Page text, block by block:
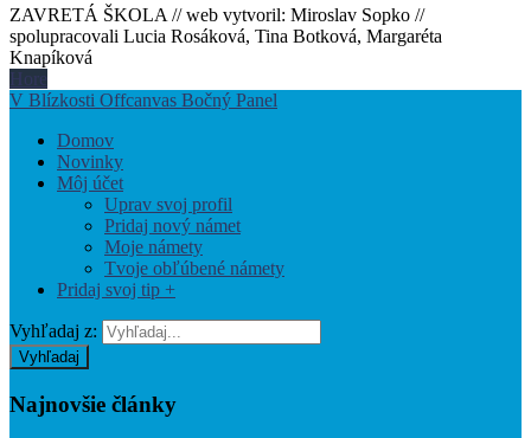
ZAVRETÁ ŠKOLA // web vytvoril: Miroslav Sopko //
spolupracovali Lucia Rosáková, Tina Botková, Margaréta
Knapíková
Hore
V Blízkosti Offcanvas Bočný Panel
Domov
Novinky
Môj účet
Uprav svoj profil
Pridaj nový námet
Moje námety
Tvoje obľúbené námety
Pridaj svoj tip +
Vyhľadaj z:
Vyhľadaj
Najnovšie články